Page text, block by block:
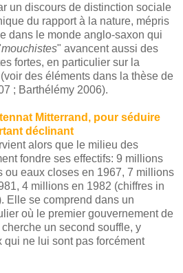
un discours de distinction sociale
du rapport à la nature, mépris
dans le monde anglo-saxon qui
mouchistes" avancent aussi des
fortes, en particulier sur la
des éléments dans la thèse de
; Barthélémy 2006).
Mitterrand, pour séduire
déclinant
alors que le milieu des
fondre ses effectifs: 9 millions
ou eaux closes en 1967, 7 millions
4 millions en 1982 (chiffres in
Elle se comprend dans un
où le premier gouvernement de
un second souffle, y
ne lui sont pas forcément